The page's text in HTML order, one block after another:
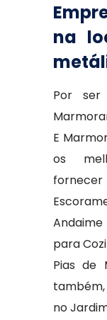
na
Por
E
os
para
Pias de
também,
no